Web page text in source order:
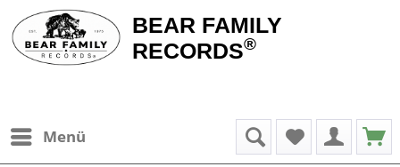
BEAR FAMILY
RECORDS®
Menü